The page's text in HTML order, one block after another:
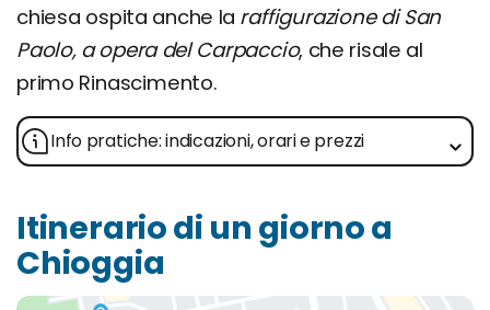
chiesa ospita anche la raffigurazione di San
Paolo, a opera del Carpaccio, che risale al
primo Rinascimento.
Info pratiche: indicazioni, orari e prezzi
Itinerario di un giorno a
Chioggia